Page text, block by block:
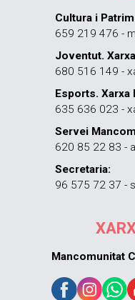
Cultura i
659 219 476 -
Joventut.
680 516 149 -
Esports. Xarxa
635 636 023 -
Servei
620 85 22 83 -
Secretaria:
96 575 72 37 -
Mancomunitat